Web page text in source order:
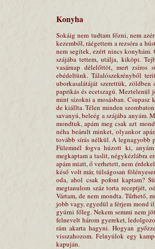
Konyha
Sokáig nem tudtam főzni, nem
kezemből, ráégettem a rezsóra a
nem segítek, ezért nincs
szájába tettem, utálja, kiköpi.
vasárnap délelőttöt, mert zsíros
ebédeltünk. Tálalószekrényből
uborkasalátáját szerettük,
paprikás és ecetszagú.
mint sízokni a mosásban. Csupasz
de kiállta. Télen minden
savanyú, beleég a szájába anyám.
mondtuk, apám meg csak azt
néha beárult minket, olyankor
tovább sírás nélkül. A legnagyobb
Fülemnél fogva húzott ki,
megkaptam a taslit, négykézlábra
apám miatt, ő verhetett, nem
késő volt már, túlságosan
oda, ahol csak pofont kaptam?
megtanulom száz torta receptjét,
Vártam, de nem mondta. Tűrhető,
jobb vagy, egyedül a férjem mond
gyúrni főleg. Nekem semmi nem
felnevelt három gyereket,
rám akarta hagyni. Hogyan
visszahozom. Felnyúlok egy
kapuján.